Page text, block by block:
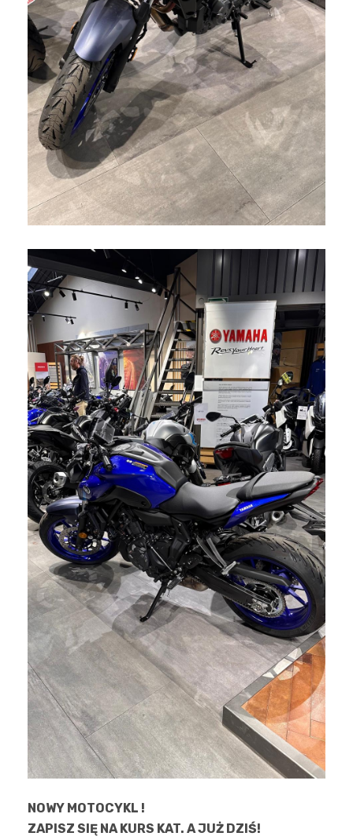
View Fullscreen
NOWY MOTOCYKL !
ZAPISZ SIĘ NA KURS KAT. A JUŻ DZIŚ!